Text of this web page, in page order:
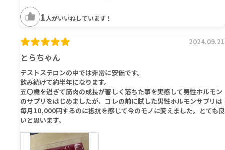
1 人がいいねしています！
とらちゃん
2024.09.21
テストステロンの中では非常に安価です。
飲み続けて約半年になります。
五〇歳を過ぎて筋肉の成長が著しく落ちた事を実感して男性ホルモン
のサプリをはじめましたが、コレの前に試した男性ホルモンサプリは
毎月10,000円するのに抵抗を感じて今のモノに変えました。とても良
いと思います。